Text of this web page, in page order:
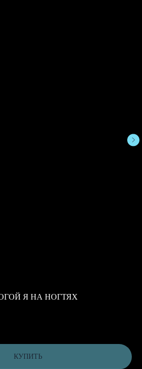
Я НА НОГТЯХ
КУПИТЬ